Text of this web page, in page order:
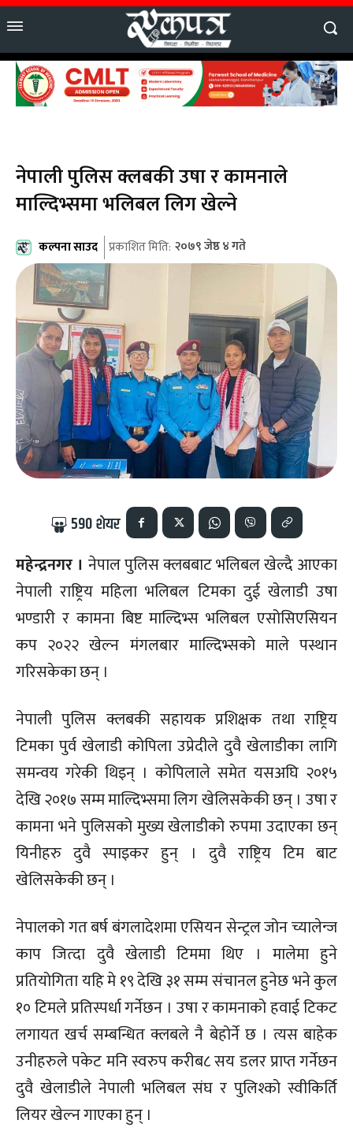
नेपाली पुलिस क्लबकी उषा र कामनाले
माल्दिभ्समा भलिबल लिग खेल्ने
कल्पना साउद प्रकाशित मिति: २०७९ जेष्ठ ४ गते
590शेयर
महेन्द्रनगर । नेपाल पुलिस क्लबबाट भलिबल खेल्दै आएका
नेपाली राष्ट्रिय महिला भलिबल टिमका दुई खेलाडी उषा
भण्डारी र कामना बिष्ट माल्दिभ्स भलिबल एसोसिएसियन
कप २०२२ खेल्न मंगलबार माल्दिभ्सको माले पस्थान
गरिसकेका छन् ।
नेपाली पुलिस क्लबकी सहायक प्रशिक्षक तथा राष्ट्रिय
टिमका पुर्व खेलाडी कोपिला उप्रेदीले दुवै खेलाडीका लागि
समन्वय गरेकी थिइन् । कोपिलाले समेत यसअघि २०१५
देखि २०१७ सम्म माल्दिभ्समा लिग खेलिसकेकी छन् । उषा र
कामना भने पुलिसको मुख्य खेलाडीको रुपमा उदाएका छन्
यिनीहरु दुवै स्पाइकर हुन् । दुवै राष्ट्रिय टिम बाट
खेलिसकेकी छन् ।
नेपालको गत बर्ष बंगलादेशमा एसियन सेन्ट्रल जोन च्यालेन्ज
काप जित्दा दुवै खेलाडी टिममा थिए । मालेमा हुने
प्रतियोगिता यहि मे १९ देखि ३१ सम्म संचानल हुनेछ भने कुल
१० टिमले प्रतिस्पर्धा गर्नेछन । उषा र कामनाको हवाई टिकट
लगायत खर्च सम्बन्धित क्लबले नै बेहोर्ने छ । त्यस बाहेक
उनीहरुले पकेट मनि स्वरुप करीब८ सय डलर प्राप्त गर्नेछन
दुवै खेलाडीले नेपाली भलिबल संघ र पुलिश्को स्वीकिर्ति
लियर खेल्न गाएका हुन् ।